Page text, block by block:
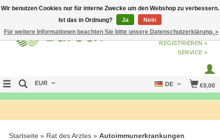
ANMELDENODERJETZT
REGISTRIEREN »
SERVICE »
€0,00
EUR DE
Startseite » Rat des Arztes » Autoimmunerkrankungen
Wir benutzen Cookies nur für interne Zwecke um den Webshop zu verbessern.
Ist das in Ordnung?
Ja
Nein
Für weitere Informationen beachten Sie bitte unsere Datenschutzerklärung. »